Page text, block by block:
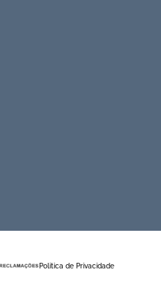
Politica de Privacidade